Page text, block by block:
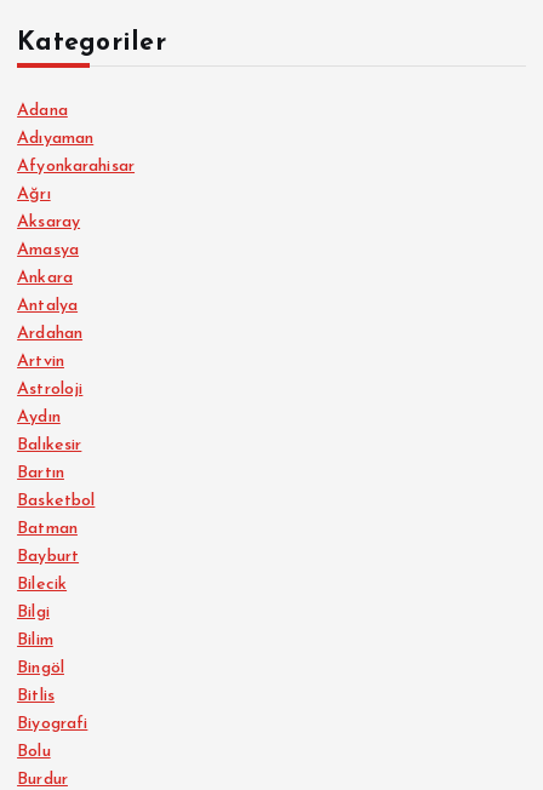
Kategoriler
Adana
Adıyaman
Afyonkarahisar
Ağrı
Aksaray
Amasya
Ankara
Antalya
Ardahan
Artvin
Astroloji
Aydın
Balıkesir
Bartın
Basketbol
Batman
Bayburt
Bilecik
Bilgi
Bilim
Bingöl
Bitlis
Biyografi
Bolu
Burdur